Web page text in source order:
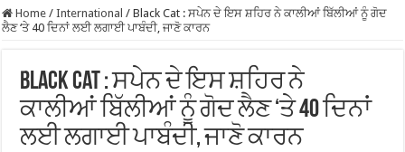
Home / International / Black Cat : ਸਪੇਨ ਦੇ ਇਸ ਸ਼ਹਿਰ ਨੇ ਕਾਲੀਆਂ ਬਿੱਲੀਆਂ ਨੂੰ ਗੋਦ
ਲੈਣ ‘ਤੇ 40 ਦਿਨਾਂ ਲਈ ਲਗਾਈ ਪਾਬੰਦੀ, ਜਾਣੋ ਕਾਰਨ
Black Cat : ਸਪੇਨ ਦੇ ਇਸ ਸ਼ਹਿਰ ਨੇ
ਕਾਲੀਆਂ ਬਿੱਲੀਆਂ ਨੂੰ ਗੋਦ ਲੈਣ ‘ਤੇ 40 ਦਿਨਾਂ
ਲਈ ਲਗਾਈ ਪਾਬੰਦੀ, ਜਾਣੋ ਕਾਰਨ